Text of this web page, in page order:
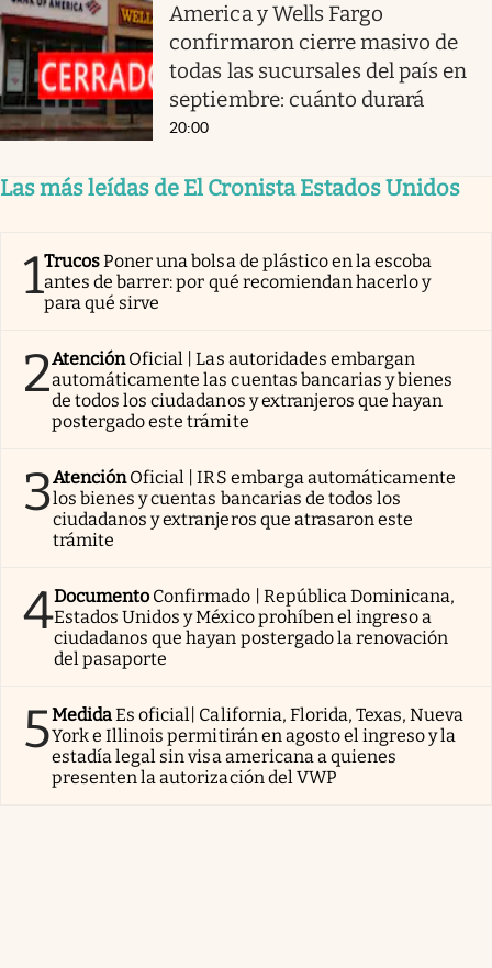
America y Wells Fargo
confirmaron cierre masivo de
todas las sucursales del país en
septiembre: cuánto durará
20:00
Las más leídas de El Cronista Estados Unidos
1TrucosPoner una bolsa de plástico en la escoba
antes de barrer: por qué recomiendan hacerlo y
para qué sirve
2AtenciónOficial | Las autoridades embargan
automáticamente las cuentas bancarias y bienes
de todos los ciudadanos y extranjeros que hayan
postergado este trámite
3AtenciónOficial | IRS embarga automáticamente
los bienes y cuentas bancarias de todos los
ciudadanos y extranjeros que atrasaron este
trámite
4Documento Confirmado | República Dominicana,
Estados Unidos y México prohíben el ingreso a
ciudadanos que hayan postergado la renovación
del pasaporte
5MedidaEs oficial| California, Florida, Texas, Nueva
York e Illinois permitirán en agosto el ingreso y la
estadía legal sin visa americana a quienes
presenten la autorización del VWP